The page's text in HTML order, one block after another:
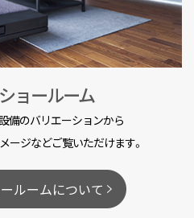
ョールーム
備のバリエーションから
ージなどご覧いただけます。
ルームについて